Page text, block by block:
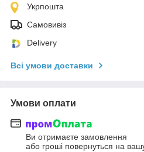
Укрпошта
Самовивіз
Delivery
Всі умови доставки
Умови оплати
Ви отримаєте замовлення
або гроші повернуться на